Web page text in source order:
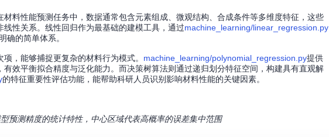
料性能预测任务中，数据通常包含元素组成、微观结构、合成条件等多维度特征，这些
性关系。线性回归作为最基础的建模工具，通过machine_learning/linear_regression.py
确的简单体系。
，能够捕捉更复杂的材料行为模式。 machine_learning/polynomial_regression.py提供
效平衡拟合精度与泛化能力。而决策树算法则通过递归划分特征空间，构建具有直观解
的特征重要性评估功能，能帮助科研人员识别影响材料性能的关键因素。
预测精度的统计特性，中心区域代表高概率的误差集中范围